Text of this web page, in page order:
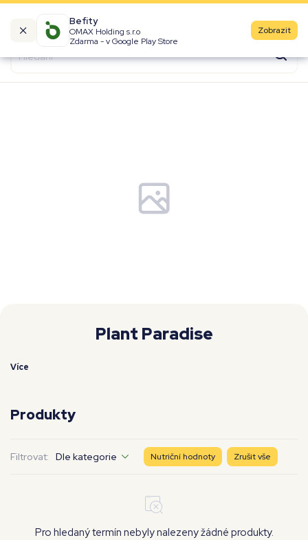
Befity
OMAX Holding s.r.o
Zdarma - v Google Play Store
Zobrazit
Kalorické tabulky
Plant Paradise
Více
Produkty
Filtrovat: Dle kategorie Nutriční hodnoty Zrušit vše
Pro hledaný termín nebyly nalezeny žádné produkty.